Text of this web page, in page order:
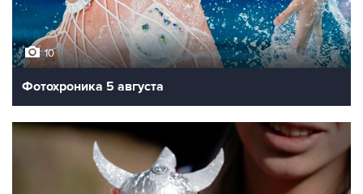
10
Фотохроника 5 августа